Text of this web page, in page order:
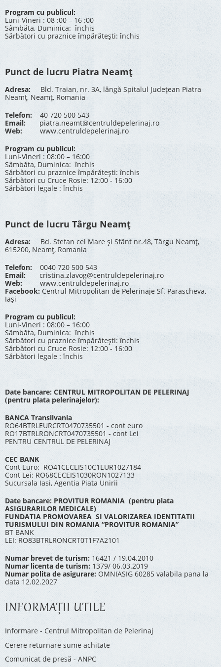
Program cu publicul:
Luni-Vineri : 08 :00 – 16 :00
Sâmbăta, Duminica: închis
Sărbători cu praznice împărătești: închis
Punct de lucru Piatra Neamț
Adresa: Bld. Traian, nr. 3A, lângă Spitalul Județean Piatra
Neamț, Neamț, Romania
Telefon:40 720 500 543
Email:
piatra.neamt@centruldepelerinaj.ro
Web:
www.centruldepelerinaj.ro
Program cu publicul:
Luni-Vineri : 08:00 – 16:00
Sâmbăta, Duminica: închis
Sărbători cu praznice împărătești: închis
Sărbători cu Cruce Rosie: 12:00 - 16:00
Sărbători legale : închis
Punct de lucru Târgu Neamț
Adresa: Bd. Stefan cel Mare și Sfânt nr.48, Târgu Neamț,
615200, Neamț, Romania
Telefon: 0040 720 500 543
Email:
cristina.zlavog@centruldepelerinaj.ro
Web:
www.centruldepelerinaj.ro
Facebook: Centrul Mitropolitan de Pelerinaje Sf. Parascheva,
Iași
Program cu publicul:
Luni-Vineri : 08:00 – 16:00
Sâmbăta, Duminica: închis
Sărbători cu praznice împărătești: închis
Sărbători cu Cruce Rosie: 12:00 - 16:00
Sărbători legale : închis
Date bancare: CENTRUL MITROPOLITAN DE PELERINAJ
(pentru plata pelerinajelor):
BANCA Transilvania
RO64BTRLEURCRT0470735501 - cont euro
RO17BTRLRONCRT0470735501 - cont Lei
PENTRU CENTRUL DE PELERINAJ
CEC BANK
Cont Euro: RO41CECEIS10C1EUR1027184
Cont Lei: RO68CECEIS1030RON1027133
Sucursala Iasi, Agentia Piata Unirii
Date bancare: PROVITUR ROMANIA (pentru plata
ASIGURARILOR MEDICALE)
FUNDATIA PROMOVAREA SI VALORIZAREA IDENTITATII
TURISMULUI DIN ROMANIA “PROVITUR ROMANIA”
BT BANK
LEI: RO83BTRLRONCRT0T1F7A2101
Numar brevet de turism: 16421 / 19.04.2010
Numar licenta de turism: 1379/ 06.03.2019
Numar polita de asigurare: OMNIASIG 60285 valabila pana la
data 12.02.2027
INFORMAŢII UTILE
Informare - Centrul Mitropolitan de Pelerinaj
Cerere returnare sume achitate
Comunicat de presă - ANPC